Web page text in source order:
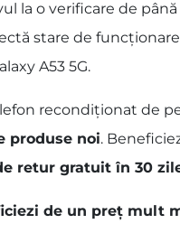
la o verificare de
stare de
A53 5G.
recondiționat de
produse noi.
retur gratuit în 30
de un preț mult